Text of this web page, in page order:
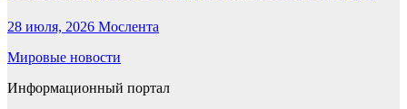
28 июля, 2026 Мослента
Мировые новости
Информационный портал